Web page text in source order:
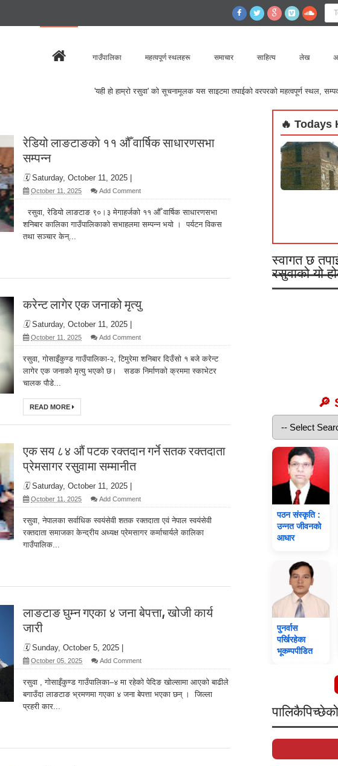
गाउँपालिका महत्वपूर्ण स्थलहरू समाचार साहित्य लेख
'यही हो हाम्रो रसुवा' को सूचनामूलक यस साइटमा तपाईको वरपरको महत्वपूर्ण स्थल, सम्पदा आदिको बारेमा प्रचार गरी
रेडियो लाङटाङकाे ११ औँ वार्षिक साधारणसभा
सम्पन्न
🗓️ Saturday, October 11, 2025
October 11, 2025 Add Comment
रसुवा, रेडियो लाङटाङ ९०।३ मेगाहर्जको ११ औँ वार्षिक साधारणसभा
शनिबार कालिका गाउँपालिकाको सभाहलमा सम्पन्न भयो । पर्यटन विकस
तथा सञ्चार केन्...
करेन्ट लागेर एक जनाको मृत्यु
🗓️ Saturday, October 11, 2025
October 11, 2025 Add Comment
रसुवा, गोसाइँकुण्ड गाउँपालिका-२, टिमुरेमा शनिबार दिउँसो १ बजे करेन्ट
लागेर एक जनाको मृत्यु भएको छ। सडक निर्माणको क्रममा स्काभेटर
चालक पौडे...
READ MORE
एक सय ८४ औं पटक रक्तदान गर्ने सतक रक्तदाता
प्रेमसागर रसुवामा सम्मानीत
🗓️ Saturday, October 11, 2025
October 11, 2025 Add Comment
रसुवा, नेपालका सर्वाधिक स्वयंसेवी शतक रक्तदाता एवं नेपाल स्वयंसेवी
रक्तदाता समाजका केन्द्रीय अध्यक्ष प्रेमसागर कर्माचार्यले कालिका
गाउँपालिक...
लाङटाङ घुम्न गएका ४ जना बेपत्ता, खोजी कार्य
जारी
🗓️ Sunday, October 5, 2025
October 05, 2025 Add Comment
रसुवा , गोसाइँकुण्ड गाउँपालिका–४ मा रहेको पेदिङ खोल्सामा आएको बाढीले
बगाउँदा लाङटाङ भ्रमणमा गएका ४ जना बेपत्ता भएका छन् । जिल्ला
प्रहरी कार...
🔥 Todays
स्वागत छ
रसुवाको यो
🔎
पठन संस्कृति :
उन्नत जीवनको
आधार
पुनर्वास
पर्खिरहेका
भूकम्पपीडित